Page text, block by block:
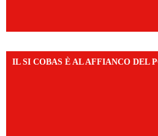
IL SI COBAS È AL AFFIANCO DEL